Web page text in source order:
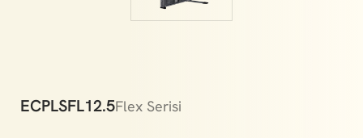
ECPLSFL12.5Flex Serisi